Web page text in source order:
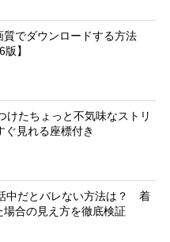
質でダウンロードする方法
】
けたちょっと不気味なストリ
ぐ見れる座標付き
中だとバレない方法は？ 着
合の見え方を徹底検証